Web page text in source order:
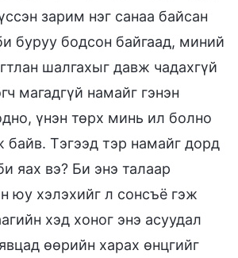
зарим нэг санаа байсан
буруу бодсон байгаад, миний
шалгахыг давж чадахгүй
магадгүй намайг гэнэн
үнэн төрх минь ил болно
байв. Тэгээд тэр намайг дорд
яах вэ? Би энэ талаар
юу хэлэхийг л сонсъё гэж
хэд хоног энэ асуудал
өөрийн харах өнцгийг